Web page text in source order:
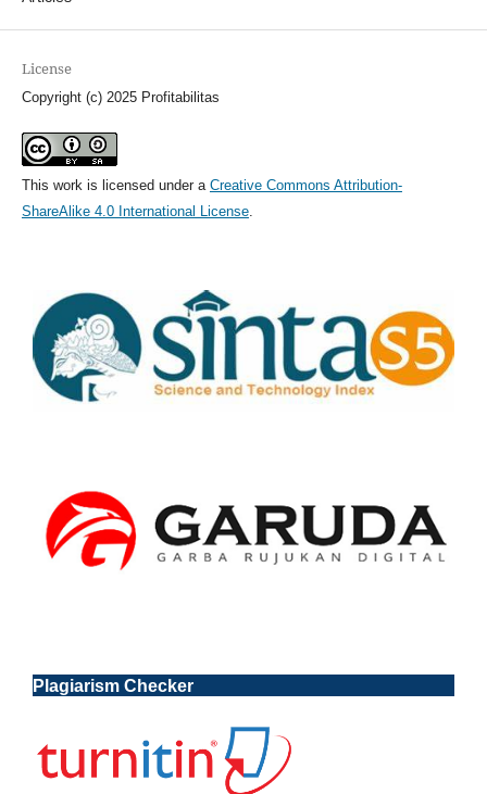
License
Copyright (c) 2025 Profitabilitas
This work is licensed under a Creative Commons Attribution-
ShareAlike 4.0 International License.
Plagiarism Checker